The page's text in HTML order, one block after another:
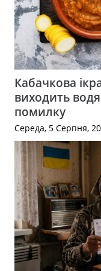
Кабачкова
виходить
помилку
Середа, 5 Серпня,